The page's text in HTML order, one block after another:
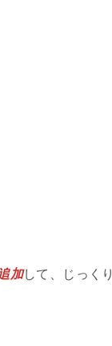
加して、じっくり